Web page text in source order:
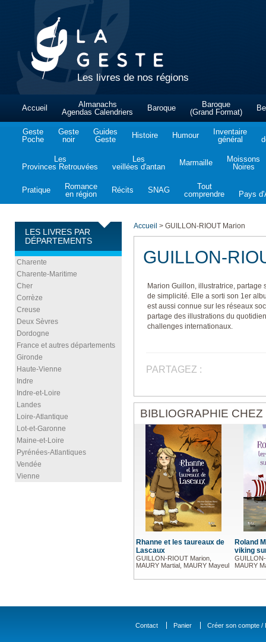
Les livres de nos régions
Accueil
Almanachs
Agendas Calendriers
Baroque
Baroque
(Grand Format)
Geste
Poche
Geste
noir
Guides
Geste
Histoire Humour
Inventaire
général
Les
Provinces Retrouvées
Les
veillées d'antan
Marmaille
Moissons
Noires
Pratique
Romance
en région
Récits SNAG
Tout
comprendre
Pays
LES LIVRES PAR
DÉPARTEMENTS
Charente
Charente-Maritime
Cher
Corrèze
Creuse
Deux Sèvres
Dordogne
France et autres départements
Gironde
Haute-Vienne
Indre
Indre-et-Loire
Landes
Loire-Atlantique
Lot-et-Garonne
Maine-et-Loire
Pyrénées-Atlantiques
Vendée
Vienne
Accueil > GUILLON-RIOUT Marion
GUILLON-
Marion Guillon, illustratrice,
de simplicité. Elle a sorti son 1er
est aussi connue sur les réseaux
partage des illustrations du
challenges internationaux.
PARTAGEZ :
BIBLIOGRAPHIE
Rhanne et les taureaux de
Lascaux
GUILLON-RIOUT Marion,
MAURY Martial, MAURY Mayeul
Roland
viking
MAURY
Contact Panier Créer son compte /